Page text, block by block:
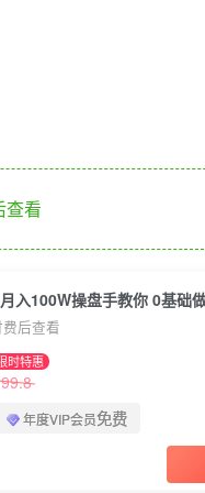
查看
后查看
时特惠
99.8
年度VIP会员免费